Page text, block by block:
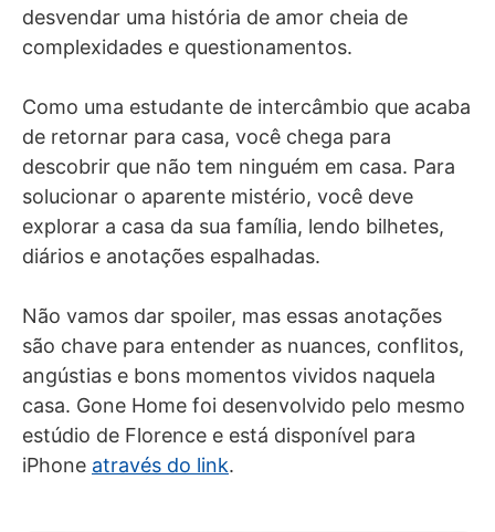
desvendar uma história de amor cheia de
complexidades e questionamentos.
Como uma estudante de intercâmbio que acaba
de retornar para casa, você chega para
descobrir que não tem ninguém em casa. Para
solucionar o aparente mistério, você deve
explorar a casa da sua família, lendo bilhetes,
diários e anotações espalhadas.
Não vamos dar spoiler, mas essas anotações
são chave para entender as nuances, conflitos,
angústias e bons momentos vividos naquela
casa. Gone Home foi desenvolvido pelo mesmo
estúdio de Florence e está disponível para
iPhone através do link.